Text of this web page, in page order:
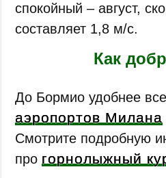
спокойный – август,
составляет 1,8 м/с.
Как
До Бормио удобнее
аэропортов Милана
Смотрите подробную
про горнолыжный